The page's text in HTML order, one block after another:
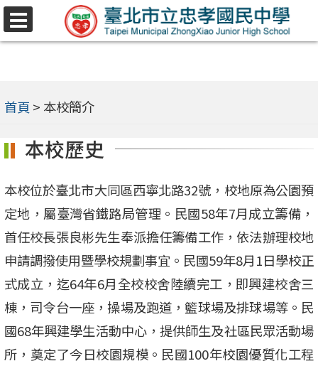
跳
至
內
選
首頁 > 本校簡介
本校歷史
本校位於臺北市大同區西寧北路32號，校地原為公園預
定地，屬臺灣省鐵路局管理。民國58年7月成立籌備，
首任校長張良彬先生奉派擔任籌備工作，依法辦理校地
申請調撥使用暨學校規劃事宜。民國59年8月1日學校正
式成立，迄64年6月全校校舍陸續完工，即興建校舍三
棟，司令台一座，操場及跑道，籃球場及排球場等。民
國68年興建學生活動中心，提供師生及社區民眾活動場
所，奠定了今日校園規模。民國100年校園優質化工程